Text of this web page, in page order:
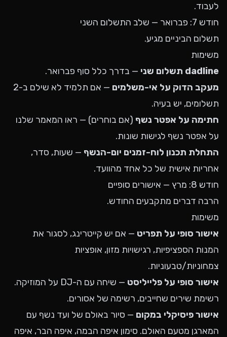
לעבוד.
חודש 7: פברואר — שלב התשלום השני
תשלום הביניים מגיע.
משימות
dadline תשלום שני
— בדרך כלל סוף פברואר.
מעקב הדוק על אי-משלמים
— אם תלמיד לא שילם ב-2
תשלומים, יש בעיה.
חתימה על אפטר נשף (אם בוחרים) — ראו המאמר שלנו
על אפטר נשף לגישות שונות.
התחלת תכנון לוח-זמנים יום-הנשף — שעות, סדר,
אחריות אישית של כל אחד מהוועד.
חודש 8: מרץ — אישורים סופיים
הרבה דברים מתקבעים החודש.
משימות
אישור סופי על תפריט — אם יש קייטרינג, לסגור את
המנות הספציפיות, רגישויות מזון, אופציות
צמחוניות/טבעוניות.
אישור סופי על פלייליסט
— שיחה עם ה-DJ על המוזיקה.
רשימת שירים שחייבים, רשימה של אסורים.
אישור פיסיקלי במקום — סיור באולם של ועד נשף עם
המארגן מטעם האולם. סימון איפה הבמה, איפה הבר, איפה